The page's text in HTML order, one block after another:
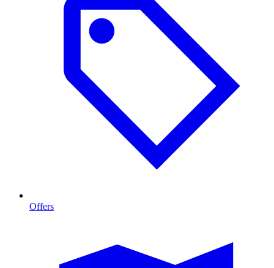
Offers